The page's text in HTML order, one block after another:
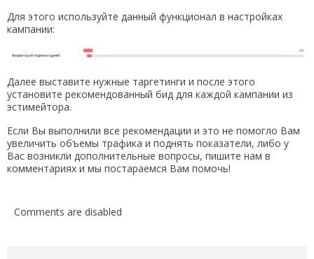
Для этого используйте данный функционал в настройках
кампании:
Далее выставите нужные таргетинги и после этого
установите рекомендованный бид для каждой кампании из
эстимейтора.
Если Вы выполнили все рекомендации и это не помогло Вам
увеличить объемы трафика и поднять показатели, либо у
Вас возникли дополнительные вопросы, пишите нам в
комментариях и мы постараемся Вам помочь!
Comments are disabled